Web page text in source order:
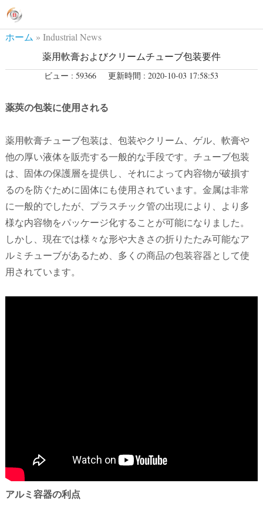
ホーム » Industrial News
薬用軟膏およびクリームチューブ包装要件
ビュー : 59366 更新時間 : 2020-10-03 17:58:53
薬莢の包装に使用される
薬用軟膏チューブ包装は、包装やクリーム、ゲル、軟膏や
他の厚い液体を販売する一般的な手段です。チューブ包装
は、固体の保護層を提供し、それによって内容物が破損す
るのを防ぐために固体にも使用されています。金属は非常
に一般的でしたが、プラスチック管の出現により、より多
様な内容物をパッケージ化することが可能になりました。
しかし、現在では様々な形や大きさの折りたたみ可能なア
ルミチューブがあるため、多くの商品の包装容器として使
用されています。
アルミ容器の利点